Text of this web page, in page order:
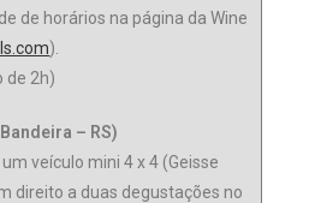
de horários na página da Wine
).
de 2h)
– RS)
veículo mini 4 x 4 (Geisse
direito a duas degustações no